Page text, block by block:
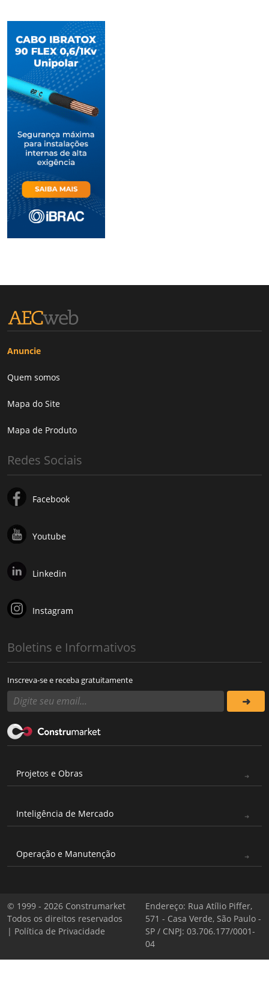
Anuncie
Quem somos
Mapa do Site
Mapa de Produto
Redes Sociais
Facebook
Youtube
Linkedin
Instagram
Boletins e Informativos
Inscreva-se e receba gratuitamente
Projetos e Obras
Inteligência de Mercado
Operação e Manutenção
© 1999 - 2026 Construmarket
Todos os direitos reservados
| Política de Privacidade
Endereço: Rua Atílio Piffer,
571 - Casa Verde, São Paulo -
SP / CNPJ: 03.706.177/0001-
04